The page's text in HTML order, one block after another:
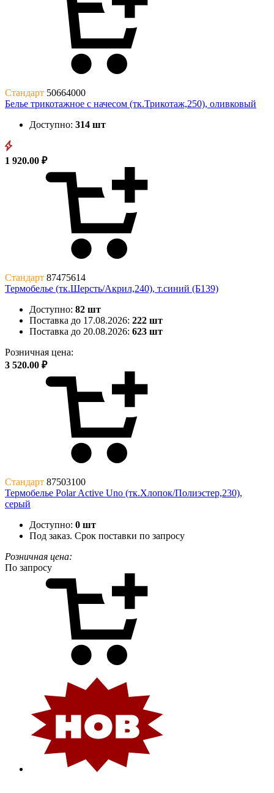
Стандарт 50664000
Белье трикотажное с начесом (тк.Трикотаж,250), оливковый
Доступно: 314 шт
1 920.00 ₽
Стандарт 87475614
Термобелье (тк.Шерсть/Акрил,240), т.синий (Б139)
Доступно: 82 шт
Поставка до 17.08.2026: 222 шт
Поставка до 20.08.2026: 623 шт
Розничная цена:
3 520.00 ₽
Стандарт 87503100
Термобелье Polar Active Uno (тк.Хлопок/Полиэстер,230),
серый
Доступно: 0 шт
Под заказ. Срок поставки по запросу
Розничная цена:
По запросу